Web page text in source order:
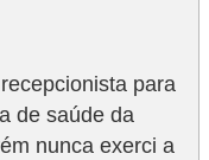
para
de saúde da
nunca exerci a